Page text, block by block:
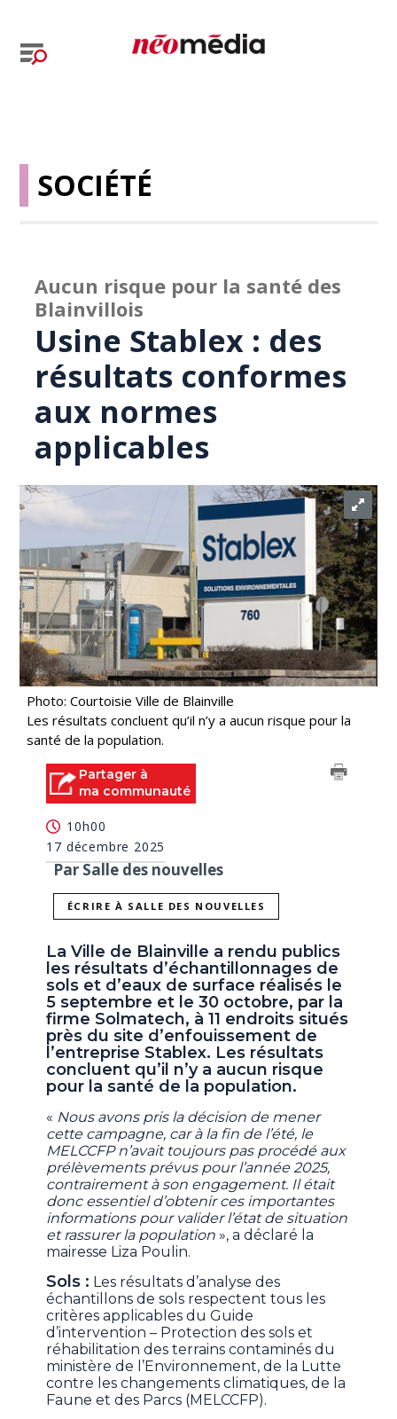
SOCIÉTÉ
Aucun risque pour la santé des
Blainvillois
Usine Stablex : des
résultats conformes
aux normes
applicables
Photo: Courtoisie Ville de Blainville
Les résultats concluent qu’il n’y a aucun risque pour la
santé de la population.
Partager à
ma communauté
10h00
17 décembre 2025
Par Salle des nouvelles
ÉCRIRE À SALLE DES NOUVELLES
La Ville de Blainville a rendu publics
les résultats d’échantillonnages de
sols et d’eaux de surface réalisés le
5 septembre et le 30 octobre, par la
firme Solmatech, à 11 endroits situés
près du site d’enfouissement de
l’entreprise Stablex. Les résultats
concluent qu’il n’y a aucun risque
pour la santé de la population.
« Nous avons pris la décision de mener
cette campagne, car à la fin de l’été, le
MELCCFP n’avait toujours pas procédé aux
prélèvements prévus pour l’année 2025,
contrairement à son engagement. Il était
donc essentiel d’obtenir ces importantes
informations pour valider l’état de situation
et rassurer la population », a déclaré la
mairesse Liza Poulin.
Sols : Les résultats d’analyse des
échantillons de sols respectent tous les
critères applicables du Guide
d’intervention – Protection des sols et
réhabilitation des terrains contaminés du
ministère de l’Environnement, de la Lutte
contre les changements climatiques, de la
Faune et des Parcs (MELCCFP).